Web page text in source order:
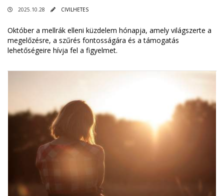
2025.10.28 CIVILHETES
Október a mellrák elleni küzdelem hónapja, amely világszerte a
megelőzésre, a szűrés fontosságára és a támogatás
lehetőségeire hívja fel a figyelmet.